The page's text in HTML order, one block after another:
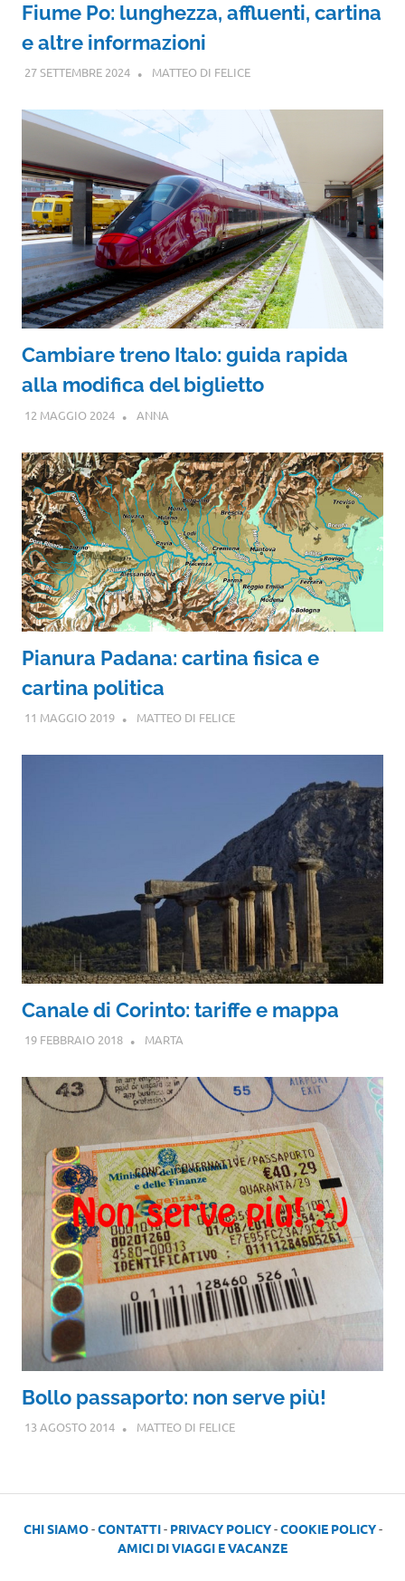
Fiume Po: lunghezza, affluenti, cartina
e altre informazioni
27 SETTEMBRE 2024 MATTEO DI FELICE
Cambiare treno Italo: guida rapida
alla modifica del biglietto
12 MAGGIO 2024 ANNA
Pianura Padana: cartina fisica e
cartina politica
11 MAGGIO 2019 MATTEO DI FELICE
Canale di Corinto: tariffe e mappa
19 FEBBRAIO 2018 MARTA
Bollo passaporto: non serve più!
13 AGOSTO 2014 MATTEO DI FELICE
CHI SIAMO-CONTATTI- PRIVACY POLICY-COOKIE POLICY-
AMICI DI VIAGGI E VACANZE